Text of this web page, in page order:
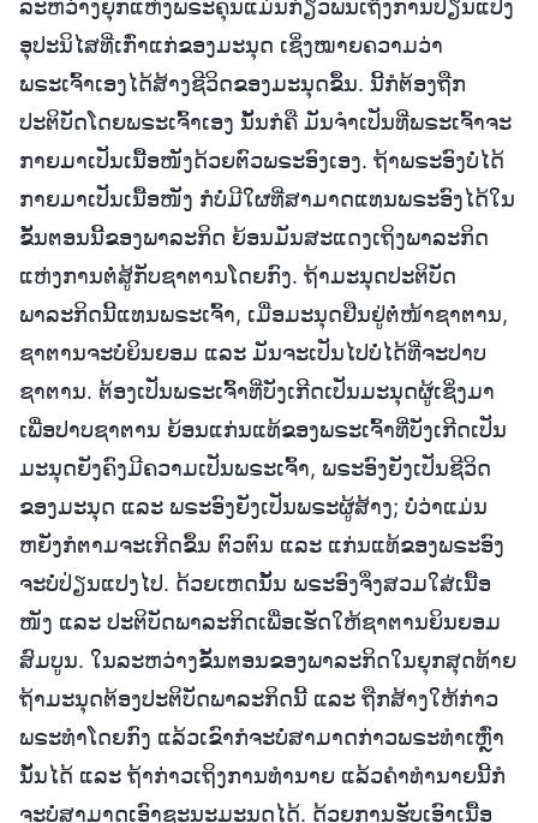
ລະຫວ່າງຍຸກແຫ່ງພຣະຄຸນແມ່ນກ່ຽວພັນເຖິງການປ່ຽນແປງ
ອຸປະນິໄສທີ່ເກົ່າແກ່ຂອງມະນຸດ ເຊິ່ງໝາຍຄວາມວ່າ
ພຣະເຈົ້າເອງໄດ້ສ້າງຊີວິດຂອງມະນຸດຂຶ້ນ. ນີ້ກໍຕ້ອງຖືກ
ປະຕິບັດໂດຍພຣະເຈົ້າເອງ ນັ້ນກໍຄື ມັນຈຳເປັນທີ່ພຣະເຈົ້າຈະ
ກາຍມາເປັນເນື້ອໜັງດ້ວຍຕົວພຣະອົງເອງ. ຖ້າພຣະອົງບໍ່ໄດ້
ກາຍມາເປັນເນື້ອໜັງ ກໍບໍ່ມີໃຜທີ່ສາມາດແທນພຣະອົງໄດ້ໃນ
ຂັ້ນຕອນນີ້ຂອງພາລະກິດ ຍ້ອນມັນສະແດງເຖິງພາລະກິດ
ແຫ່ງການຕໍ່ສູ້ກັບຊາຕານໂດຍກົງ. ຖ້າມະນຸດປະຕິບັດ
ພາລະກິດນີ້ແທນພຣະເຈົ້າ, ເມື່ອມະນຸດຢືນຢູ່ຕໍ່ໜ້າຊາຕານ,
ຊາຕານຈະບໍ່ຍິນຍອມ ແລະ ມັນຈະເປັນໄປບໍ່ໄດ້ທີ່ຈະປາບ
ຊາຕານ. ຕ້ອງເປັນພຣະເຈົ້າທີ່ບັງເກີດເປັນມະນຸດຜູ້ເຊິ່ງມາ
ເພື່ອປາບຊາຕານ ຍ້ອນແກ່ນແທ້ຂອງພຣະເຈົ້າທີ່ບັງເກີດເປັນ
ມະນຸດຍັງຄົງມີຄວາມເປັນພຣະເຈົ້າ, ພຣະອົງຍັງເປັນຊີວິດ
ຂອງມະນຸດ ແລະ ພຣະອົງຍັງເປັນພຣະຜູ້ສ້າງ; ບໍ່ວ່າແມ່ນ
ຫຍັງກໍຕາມຈະເກີດຂຶ້ນ ຕົວຕົນ ແລະ ແກ່ນແທ້ຂອງພຣະອົງ
ຈະບໍ່ປ່ຽນແປງໄປ. ດ້ວຍເຫດນັ້ນ ພຣະອົງຈຶ່ງສວມໃສ່ເນື້ອ
ໜັງ ແລະ ປະຕິບັດພາລະກິດເພື່ອເຮັດໃຫ້ຊາຕານຍິນຍອມ
ສົມບູນ. ໃນລະຫວ່າງຂັ້ນຕອນຂອງພາລະກິດໃນຍຸກສຸດທ້າຍ
ຖ້າມະນຸດຕ້ອງປະຕິບັດພາລະກິດນີ້ ແລະ ຖືກສ້າງໃຫ້ກ່າວ
ພຣະທຳໂດຍກົງ ແລ້ວເຂົາກໍຈະບໍ່ສາມາດກ່າວພຣະທຳເຫຼົ່າ
ນັ້ນໄດ້ ແລະ ຖ້າກ່າວເຖິງການທຳນາຍ ແລ້ວຄໍາທໍານາຍນີ້ກໍ
ຈະບໍ່ສາມາດເອົາຊະນະມະນຸດໄດ້. ດ້ວຍການຮັບເອົາເນື້ອ